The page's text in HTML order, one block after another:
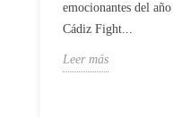
emocionantes del
Cádiz Fight...
Leer más